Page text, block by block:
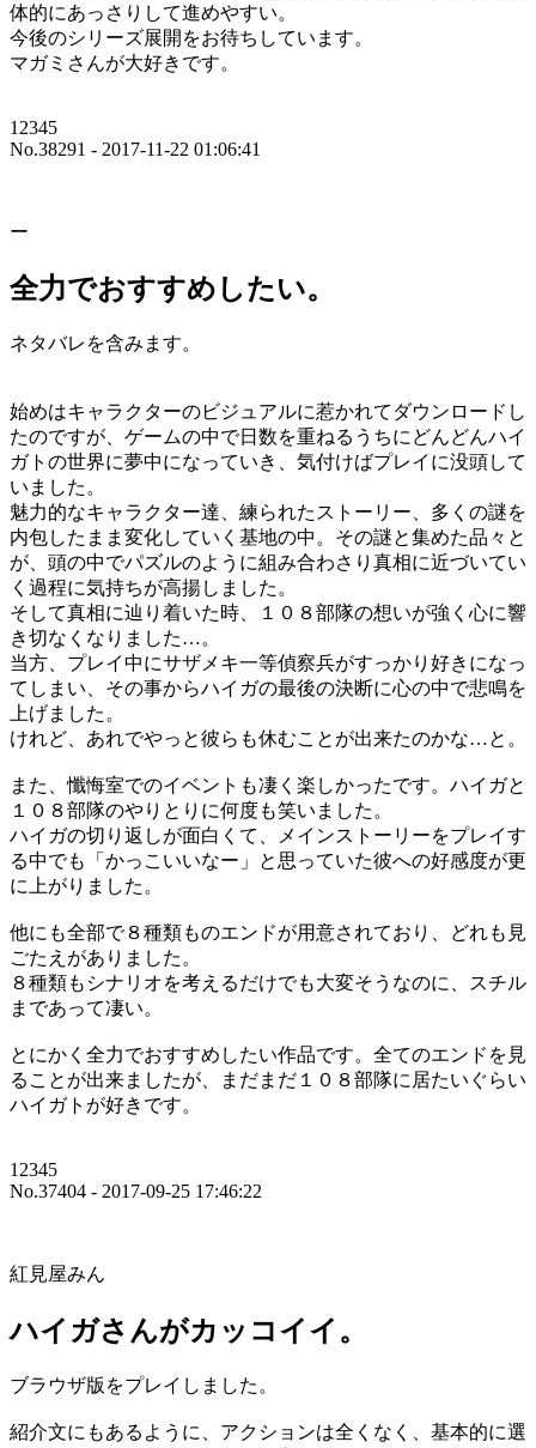
体的にあっさりして進めやすい。
今後のシリーズ展開をお待ちしています。
マガミさんが大好きです。
12345
No.38291 - 2017-11-22 01:06:41
ー
全力でおすすめしたい。
ネタバレを含みます。
始めはキャラクターのビジュアルに惹かれてダウンロードし
たのですが、ゲームの中で日数を重ねるうちにどんどんハイ
ガトの世界に夢中になっていき、気付けばプレイに没頭して
いました。
魅力的なキャラクター達、練られたストーリー、多くの謎を
内包したまま変化していく基地の中。その謎と集めた品々と
が、頭の中でパズルのように組み合わさり真相に近づいてい
く過程に気持ちが高揚しました。
そして真相に辿り着いた時、１０８部隊の想いが強く心に響
き切なくなりました…。
当方、プレイ中にサザメキ一等偵察兵がすっかり好きになっ
てしまい、その事からハイガの最後の決断に心の中で悲鳴を
上げました。
けれど、あれでやっと彼らも休むことが出来たのかな…と。
また、懺悔室でのイベントも凄く楽しかったです。ハイガと
１０８部隊のやりとりに何度も笑いました。
ハイガの切り返しが面白くて、メインストーリーをプレイす
る中でも「かっこいいなー」と思っていた彼への好感度が更
に上がりました。
他にも全部で８種類ものエンドが用意されており、どれも見
ごたえがありました。
８種類もシナリオを考えるだけでも大変そうなのに、スチル
まであって凄い。
とにかく全力でおすすめしたい作品です。全てのエンドを見
ることが出来ましたが、まだまだ１０８部隊に居たいぐらい
ハイガトが好きです。
12345
No.37404 - 2017-09-25 17:46:22
紅見屋みん
ハイガさんがカッコイイ。
ブラウザ版をプレイしました。
紹介文にもあるように、アクションは全くなく、基本的に選